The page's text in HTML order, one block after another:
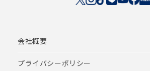
会社概要
プライバシーポリシー